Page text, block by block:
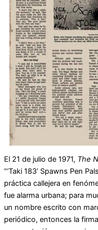
El 21 de julio de 1971, The
“‘Taki 183’ Spawns Pen
práctica callejera en
fue alarma urbana; para
un nombre escrito con
periódico, entonces la